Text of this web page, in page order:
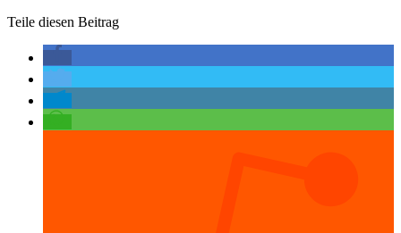
Teile diesen Beitrag